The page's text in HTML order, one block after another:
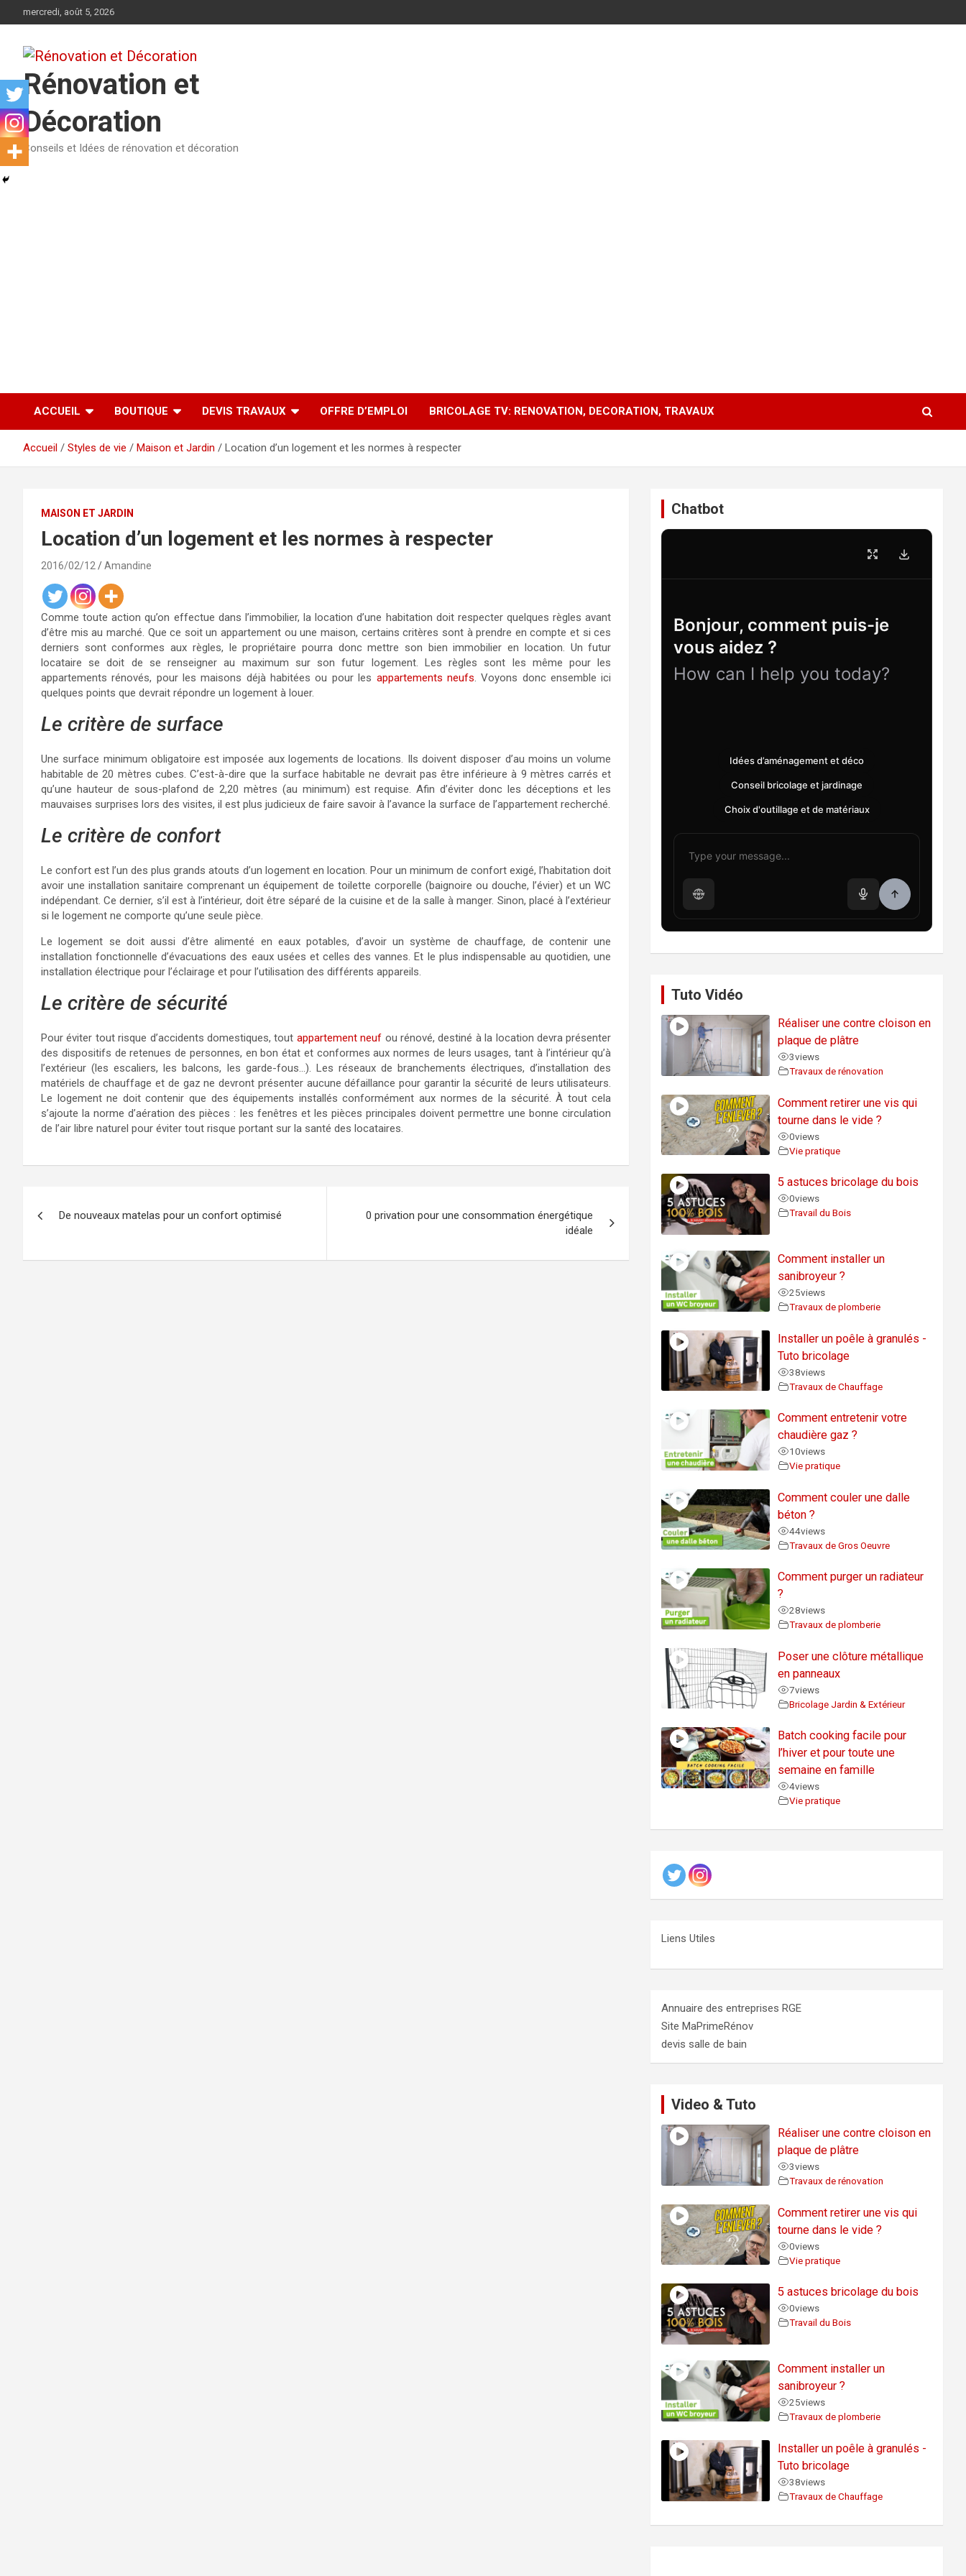
au
mercredi, août 5, 2026
Rénovation et
Décoration
Conseils et Idées de rénovation et décoration
ACCUEIL BOUTIQUE DEVIS TRAVAUX OFFRE D’EMPLOI BRICOLAGE TV: RENOVATION, DECORATION, TRAVAUX
Accueil Styles de vie Maison et Jardin Location d’un logement et les normes à respecter
MAISON ET JARDIN
Location d’un logement et les normes à respecter
2016/02/12 Amandine
Comme toute action qu’on effectue dans l’immobilier, la location d’une habitation doit respecter quelques règles avant
d’être mis au marché. Que ce soit un appartement ou une maison, certains critères sont à prendre en compte et si ces
derniers sont conformes aux règles, le propriétaire pourra donc mettre son bien immobilier en location. Un futur
locataire se doit de se renseigner au maximum sur son futur logement. Les règles sont les même pour les
appartements rénovés, pour les maisons déjà habitées ou pour les appartements neufs. Voyons donc ensemble ici
quelques points que devrait répondre un logement à louer.
Le critère de surface
Une surface minimum obligatoire est imposée aux logements de locations. Ils doivent disposer d’au moins un volume
habitable de 20 mètres cubes. C’est-à-dire que la surface habitable ne devrait pas être inférieure à 9 mètres carrés et
qu’une hauteur de sous-plafond de 2,20 mètres (au minimum) est requise. Afin d’éviter donc les déceptions et les
mauvaises surprises lors des visites, il est plus judicieux de faire savoir à l’avance la surface de l’appartement recherché.
Le critère de confort
Le confort est l’un des plus grands atouts d’un logement en location. Pour un minimum de confort exigé, l’habitation doit
avoir une installation sanitaire comprenant un équipement de toilette corporelle (baignoire ou douche, l’évier) et un WC
indépendant. Ce dernier, s’il est à l’intérieur, doit être séparé de la cuisine et de la salle à manger. Sinon, placé à l’extérieur
si le logement ne comporte qu’une seule pièce.
Le logement se doit aussi d’être alimenté en eaux potables, d’avoir un système de chauffage, de contenir une
installation fonctionnelle d’évacuations des eaux usées et celles des vannes. Et le plus indispensable au quotidien, une
installation électrique pour l’éclairage et pour l’utilisation des différents appareils.
Le critère de sécurité
Pour éviter tout risque d’accidents domestiques, tout appartement neuf ou rénové, destiné à la location devra présenter
des dispositifs de retenues de personnes, en bon état et conformes aux normes de leurs usages, tant à l’intérieur qu’à
l’extérieur (les escaliers, les balcons, les garde-fous…). Les réseaux de branchements électriques, d’installation des
matériels de chauffage et de gaz ne devront présenter aucune défaillance pour garantir la sécurité de leurs utilisateurs.
Le logement ne doit contenir que des équipements installés conformément aux normes de la sécurité. À tout cela
s’ajoute la norme d’aération des pièces : les fenêtres et les pièces principales doivent permettre une bonne circulation
de l’air libre naturel pour éviter tout risque portant sur la santé des locataires.
l’article
De nouveaux matelas pour un confort optimisé
0 privation pour une consommation énergétique
idéale
Chatbot
Bonjour, comment puis-je
vous aidez ?
How can I help you today?
Idées d’aménagement et déco
Conseil bricolage et jardinage
Choix d'outillage et de matériaux
Tuto Vidéo
Réaliser une contre cloison en
plaque de plâtre
3views
Travaux de rénovation
Comment retirer une vis qui
tourne dans le vide ?
0views
Vie pratique
5 astuces bricolage du bois
0views
Travail du Bois
Comment installer un
sanibroyeur ?
25views
Travaux de plomberie
Installer un poêle à granulés -
Tuto bricolage
38views
Travaux de Chauffage
Comment entretenir votre
chaudière gaz ?
10views
Vie pratique
Comment couler une dalle
béton ?
44views
Travaux de Gros Oeuvre
Comment purger un radiateur
?
28views
Travaux de plomberie
Poser une clôture métallique
en panneaux
7views
Bricolage Jardin & Extérieur
Batch cooking facile pour
l’hiver et pour toute une
semaine en famille
4views
Vie pratique
Liens Utiles
Annuaire des entreprises RGE
Site MaPrimeRénov
devis salle de bain
Video & Tuto
Réaliser une contre cloison en
plaque de plâtre
3views
Travaux de rénovation
Comment retirer une vis qui
tourne dans le vide ?
0views
Vie pratique
5 astuces bricolage du bois
0views
Travail du Bois
Comment installer un
sanibroyeur ?
25views
Travaux de plomberie
Installer un poêle à granulés -
Tuto bricolage
38views
Travaux de Chauffage